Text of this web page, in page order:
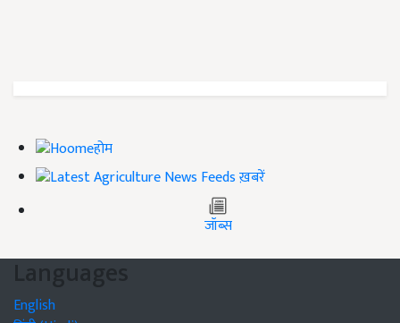
होम
ख़बरें
जॉब्स
Languages
English